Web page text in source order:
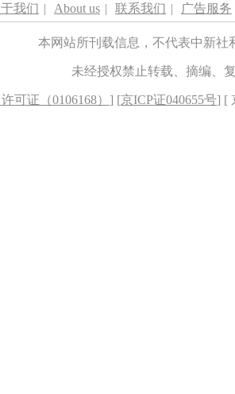
我们 | About us | 联系我们 | 广告服务
本网站所刊载信息，不代表中新
未经授权禁止转载、摘编、
可证（0106168） ] [京ICP证040655号] [